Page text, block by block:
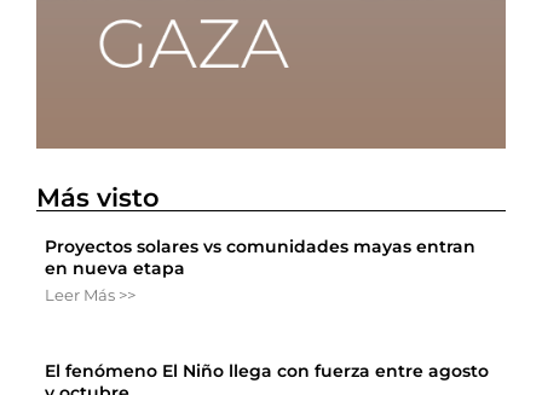
Más visto
Proyectos solares vs comunidades mayas entran
en nueva etapa
Leer Más >>
El fenómeno El Niño llega con fuerza entre agosto